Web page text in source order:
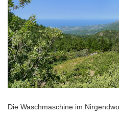
Die Waschmaschine im